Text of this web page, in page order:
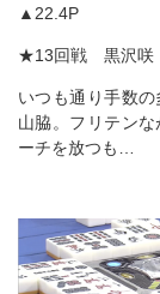
▲22.4P
★13回戦 黒沢咲
いつも通り手数
山脇。フリテン
ーチを放つも…